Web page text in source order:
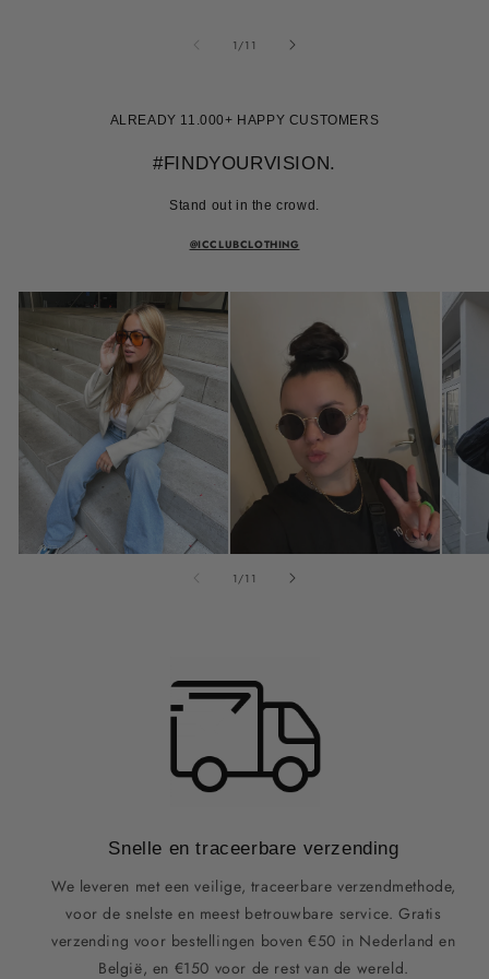
1 /van
11
ALREADY 11.000+ HAPPY CUSTOMERS
#FINDYOURVISION.
Stand out in the crowd.
@ICCLUBCLOTHING
1 /van
11
Snelle en traceerbare verzending
We leveren met een veilige, traceerbare verzendmethode,
voor de snelste en meest betrouwbare service. Gratis
verzending voor bestellingen boven €50 in Nederland en
België, en €150 voor de rest van de wereld.